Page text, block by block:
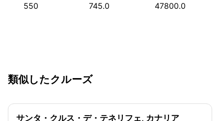
550 745.0 47800.0
類似したクルーズ
サンタ・クルス・デ・テネリフェ, カナリア